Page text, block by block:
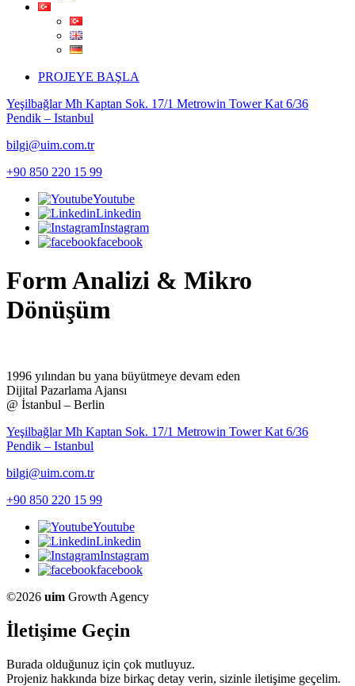
PROJEYE BAŞLA
Yeşilbağlar Mh Kaptan Sok. 17/1 Metrowin Tower Kat 6/36
Pendik – Istanbul
bilgi@uim.com.tr
+90 850 220 15 99
Youtube
Linkedin
Instagram
facebook
Form Analizi & Mikro
Dönüşüm
1996 yılından bu yana büyütmeye devam eden
Dijital Pazarlama Ajansı
@ İstanbul – Berlin
Yeşilbağlar Mh Kaptan Sok. 17/1 Metrowin Tower Kat 6/36
Pendik – Istanbul
bilgi@uim.com.tr
+90 850 220 15 99
Youtube
Linkedin
Instagram
facebook
©2026 uim Growth Agency
İletişime Geçin
Burada olduğunuz için çok mutluyuz.
Projeniz hakkında bize birkaç detay verin, sizinle iletişime geçelim.